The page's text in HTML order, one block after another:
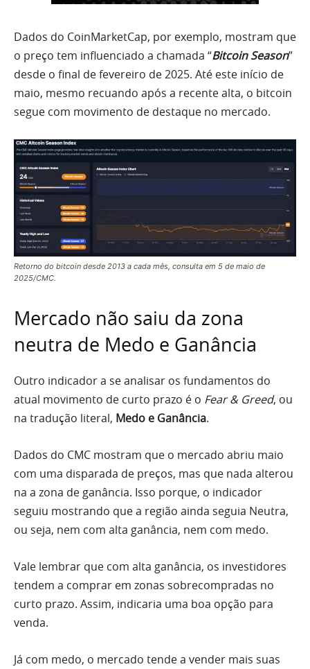
Dados do CoinMarketCap, por exemplo, mostram que
o preço tem influenciado a chamada “Bitcoin Season”
desde o final de fevereiro de 2025. Até este início de
maio, mesmo recuando após a recente alta, o bitcoin
segue com movimento de destaque no mercado.
Retorno do bitcoin desde 2013 a cada mês, consulta em 5 de maio de
2025/CMC.
Mercado não saiu da zona
neutra de Medo e Ganância
Outro indicador a se analisar os fundamentos do
atual movimento de curto prazo é o Fear & Greed, ou
na tradução literal, Medo e Ganância.
Dados do CMC mostram que o mercado abriu maio
com uma disparada de preços, mas que nada alterou
na a zona de ganância. Isso porque, o indicador
seguiu mostrando que a região ainda seguia Neutra,
ou seja, nem com alta ganância, nem com medo.
Vale lembrar que com alta ganância, os investidores
tendem a comprar em zonas sobrecompradas no
curto prazo. Assim, indicaria uma boa opção para
venda.
Já com medo, o mercado tende a vender mais suas